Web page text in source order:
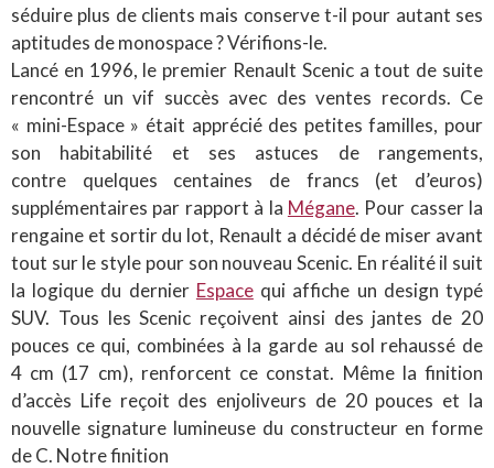
séduire plus de clients mais conserve t-il pour autant ses
aptitudes de monospace ? Vérifions-le.
Lancé en 1996, le premier Renault Scenic a tout de suite
rencontré un vif succès avec des ventes records. Ce
« mini-Espace » était apprécié des petites familles, pour
son habitabilité et ses astuces de rangements,
contre quelques centaines de francs (et d’euros)
supplémentaires par rapport à la Mégane. Pour casser la
rengaine et sortir du lot, Renault a décidé de miser avant
tout sur le style pour son nouveau Scenic. En réalité il suit
la logique du dernier Espacequi affiche un design typé
SUV. Tous les Scenic reçoivent ainsi des jantes de 20
pouces ce qui, combinées à la garde au sol rehaussé de
4 cm (17 cm), renforcent ce constat. Même la finition
d’accès Life reçoit des enjoliveurs de 20 pouces et la
nouvelle signature lumineuse du constructeur en forme
de C. Notre finition